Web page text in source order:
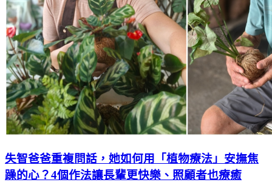
失智爸爸重複問話，她如何用「植物療法」安撫焦
躁的心？4個作法讓長輩更快樂、照顧者也療癒